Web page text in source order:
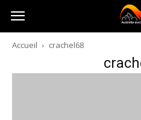
Australia-
australie.com
Accueil crachel68